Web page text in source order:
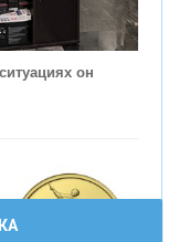
в
он